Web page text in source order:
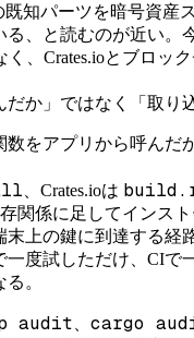
既知パーツを暗号資産
、と読むのが近い。
、Crates.ioとブロッ
か」ではなく「取り
数をアプリから呼んだ
、Crates.ioは
関係に足してインス
末上の鍵に到達する経
一度試しただけ、CIで
。
audit cargo